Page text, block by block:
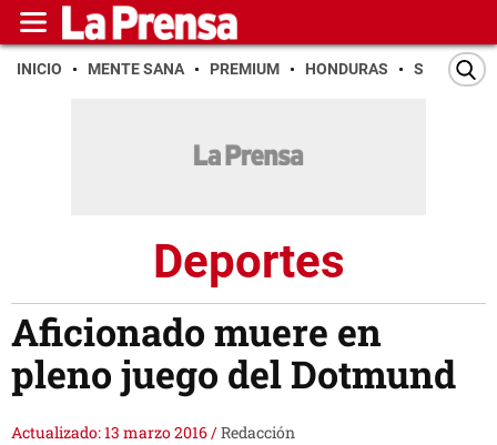
INICIO MENTE SANA PREMIUM HONDURAS SAN PEDRO
Deportes
Aficionado muere en
pleno juego del Dotmund
Actualizado: 13 marzo 2016/Redacción